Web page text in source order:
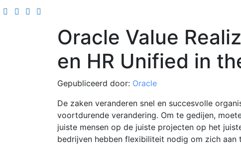
Oracle Value
en HR Unified in
Gepubliceerd door: Oracle
De zaken veranderen snel en succesvolle
voortdurende verandering. Om te gedijen,
juiste mensen op de juiste projecten op het
bedrijven hebben flexibiliteit nodig om zich aan